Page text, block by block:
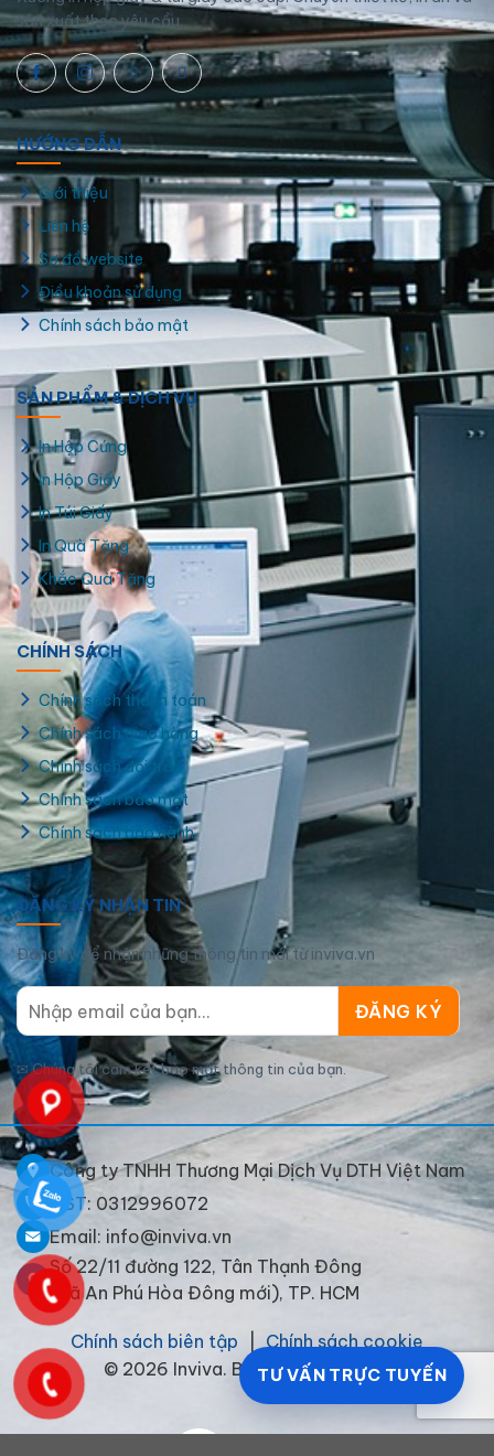
in tem nhãn, in decal, in nhãn dán, in sticker giá rẻ Quận 4
sản xuất theo yêu cầu.
HƯỚNG DẪN
Giới thiệu
Liên hệ
Sơ đồ website
Điều khoản sử dụng
Chính sách bảo mật
SẢN PHẨM & DỊCH VỤ
In Hộp Cứng
In Hộp Giấy
In Túi Giấy
In Quà Tặng
Khắc Quà Tặng
CHÍNH SÁCH
Chính sách thanh toán
Chính sách giao hàng
Chính sách đổi trả
Chính sách bảo mật
Chính sách bảo hành
ĐĂNG KÝ NHẬN TIN
Đăng ký để nhận những thông tin mới từ inviva.vn
✉Chúng tôi cam kết bảo mật thông tin của bạn.
Công ty TNHH Thương Mại Dịch Vụ DTH Việt Nam
MST: 0312996072
Email: info@inviva.vn
Số 22/11 đường 122, Tân Thạnh Đông
(xã An Phú Hòa Đông mới), TP. HCM
Chính sách biên tập
Chính sách cookie
© 2026 Inviva. Bảo lưu mọi quyền.
TƯ VẤN TRỰC TUYẾN